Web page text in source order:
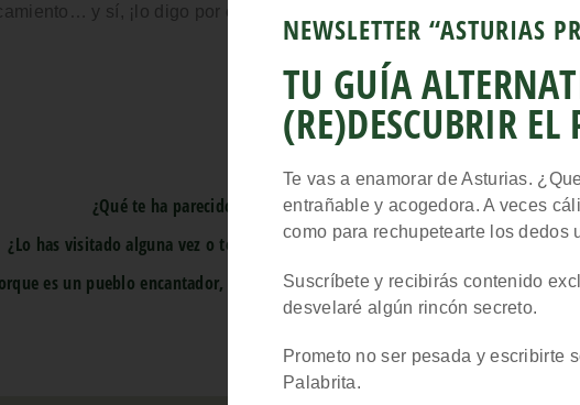
y sí, ¡lo digo por experiencia!
¿Qué te ha parecido Pals?
¿Lo has visitado alguna vez o te gustaría hacerlo?
es un pueblo encantador, muy bien conservado y además súper
NEWSLETTER “ASTURIAS
TU GUÍA
(RE)DESCUBRIR EL
Te vas a enamorar de Asturias.
entrañable y acogedora. A veces
como para rechupetearte los dedos
Suscríbete y recibirás contenido
desvelaré algún rincón secreto.
Prometo no ser pesada y escribirte
Palabrita.